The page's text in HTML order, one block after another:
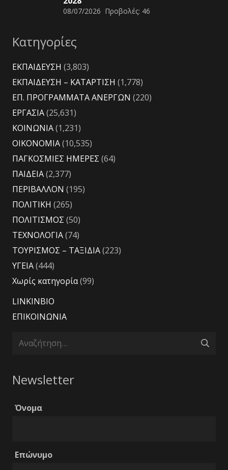
08/07/2026 Προβολές: 46
Κατηγορίες
ΕΚΠΑΙΔΕΥΣΗ (3,803)
ΕΚΠΑΙΔΕΥΣΗ – ΚΑΤΑΡΤΙΣΗ (1,778)
ΕΠ. ΠΡΟΓΡΑΜΜΑΤΑ ΑΝΕΡΓΩΝ (220)
ΕΡΓΑΣΙΑ(25,631)
ΚΟΙΝΩΝΙΑ(1,231)
ΟΙΚΟΝΟΜΙΑ(10,535)
ΠΑΓΚΟΣΜΙΕΣ ΗΜΕΡΕΣ (64)
ΠΑΙΔΕΙΑ(2,377)
ΠΕΡΙΒΑΛΛΟΝ (195)
ΠΟΛΙΤΙΚΗ (265)
ΠΟΛΙΤΙΣΜΟΣ (50)
ΤΕΧΝΟΛΟΓΙΑ(74)
ΤΟΥΡΙΣΜΟΣ – ΤΑΞΙΔΙΑ(223)
ΥΓΕΙΑ(444)
Χωρίς κατηγορία(99)
LINKINBIO
ΕΠΙΚΟΙΝΩΝΙΑ
Αναζήτηση
Newsletter
Όνομα
Επώνυμο